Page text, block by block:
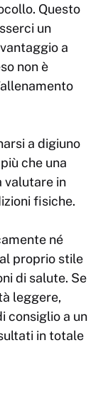
Questo
un
a
non è
a digiuno
che una
valutare in
fisiche.
né
proprio stile
di salute. Se
leggere,
consiglio a un
in totale